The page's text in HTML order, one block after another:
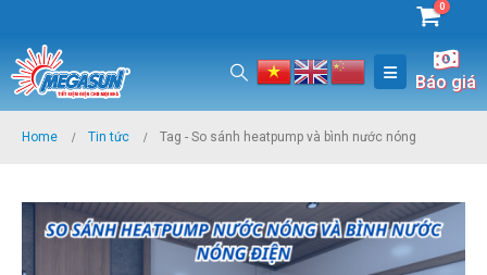
0
Báo giá
Home Tin tức Tag - So sánh heatpump và bình nước nóng